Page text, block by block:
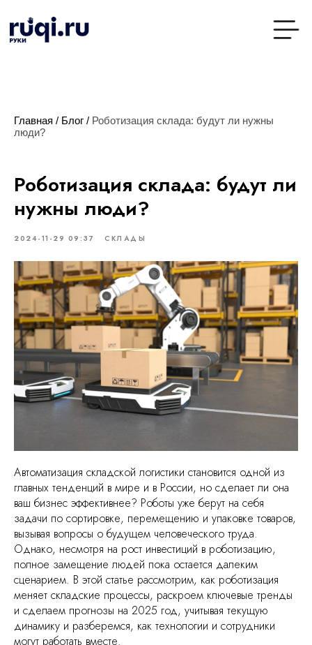
Главная / Блог / Роботизация склада: будут ли нужны
люди?
Роботизация склада: будут ли
нужны люди?
2024-11-29 09:37 СКЛАДЫ
Автоматизация складской логистики становится одной из
главных тенденций в мире и в России, но сделает ли она
ваш бизнес эффективнее? Роботы уже берут на себя
задачи по сортировке, перемещению и упаковке товаров,
вызывая вопросы о будущем человеческого труда.
Однако, несмотря на рост инвестиций в роботизацию,
полное замещение людей пока остается далеким
сценарием. В этой статье рассмотрим, как роботизация
меняет складские процессы, раскроем ключевые тренды
и сделаем прогнозы на 2025 год, учитывая текущую
динамику и разберемся, как технологии и сотрудники
могут работать вместе.